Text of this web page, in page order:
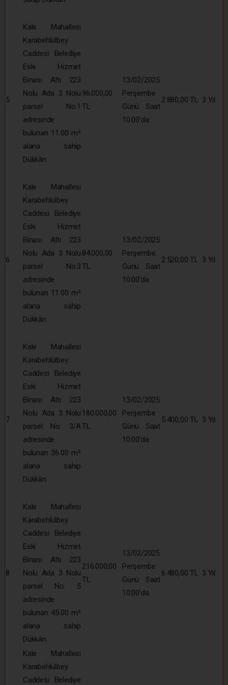
5
Kale Mahallesi
Karabehlülbey
Caddesi Belediye
Eski Hizmet
Binası Altı 223
Nolu Ada 3 Nolu
parsel No:1
adresinde
bulunan 11.00 m²
alana sahip
Dükkân
96.000,00
TL
13/02/2025
Perşembe
Günü Saat
10:00’da
2.880,00 TL 3 Yıl
6
Kale Mahallesi
Karabehlülbey
Caddesi Belediye
Eski Hizmet
Binası Altı 223
Nolu Ada 3 Nolu
parsel No:3
adresinde
bulunan 11.00 m²
alana sahip
Dükkân
84.000,00
TL
13/02/2025
Perşembe
Günü Saat
10:00’da
2.520,00 TL 3 Yıl
7
Kale Mahallesi
Karabehlülbey
Caddesi Belediye
Eski Hizmet
Binası Altı 223
Nolu Ada 3 Nolu
parsel No: 3/A
adresinde
bulunan 36.00 m²
alana sahip
Dükkân
180.000,00
TL
13/02/2025
Perşembe
Günü Saat
10:00’da
5.400,00 TL 3 Yıl
8
Kale Mahallesi
Karabehlülbey
Caddesi Belediye
Eski Hizmet
Binası Altı 223
Nolu Ada 3 Nolu
parsel No: 5
adresinde
bulunan 45.00 m²
alana sahip
Dükkân
216.000,00
TL
13/02/2025
Perşembe
Günü Saat
10:00’da
6.480,00 TL 3 Yıl
Kale Mahallesi
Karabehlülbey
Caddesi Belediye